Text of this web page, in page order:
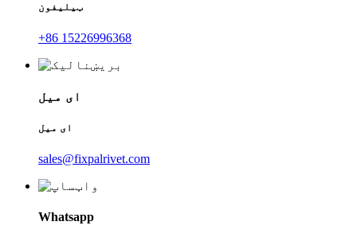
ټیلیفون
+86 15226996368
ای میل
ای میل
sales@fixpalrivet.com
Whatsapp